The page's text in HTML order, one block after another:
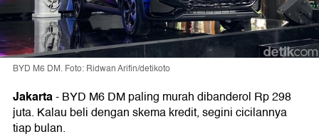
BYD M6 DM. Foto: Ridwan Arifin/detikoto
Jakarta-BYD M6 DM paling murah dibanderol Rp 298
juta. Kalau beli dengan skema kredit, segini cicilannya
tiap bulan.